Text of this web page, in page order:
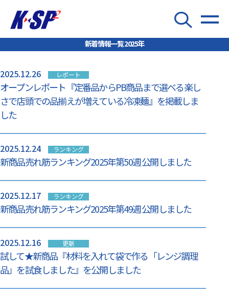
新着情報一覧 2025年
2025.12.26 レポート
オープンレポート『定番品からPB商品まで選べる楽し
さで店頭での品揃えが増えている冷凍麺』を掲載しま
した
2025.12.24 ランキング
新商品売れ筋ランキング2025年第50週 公開しました
2025.12.17 ランキング
新商品売れ筋ランキング2025年第49週 公開しました
2025.12.16 更新
試して★新商品『材料を入れて袋で作る「レンジ調理
品」を試食しました』を公開しました